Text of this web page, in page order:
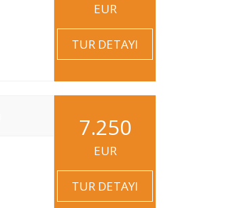
EUR
TUR DETAYI
7.250
EUR
TUR DETAYI